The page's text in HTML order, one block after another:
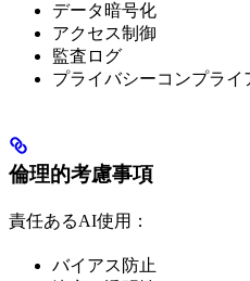
データ暗号化
アクセス制御
監査ログ
プライバシーコンプライ
倫理的考慮事項
責任あるAI使用：
バイアス防止